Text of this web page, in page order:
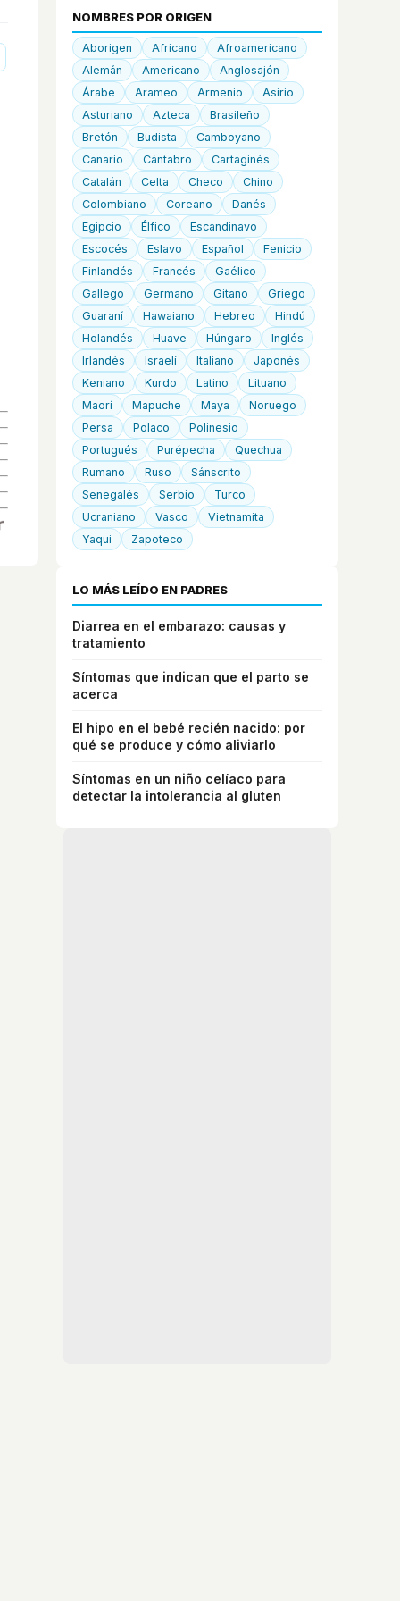
NOMBRES POR ORIGEN
Aborigen Africano
Afroamericano
Alemán
Americano
Anglosajón
Árabe
Arameo Armenio
Asirio
Asturiano
Azteca
Brasileño
Bretón
Budista
Camboyano
Canario
Cántabro
Cartaginés
Catalán
Celta Checo
Chino
Colombiano
Coreano
Danés
Egipcio
Élfico
Escandinavo
Escocés
Eslavo Español
Fenicio
Finlandés
Francés
Gaélico
Gallego
Germano Gitano
Griego
Guaraní
Hawaiano Hebreo
Hindú
Holandés
Huave Húngaro
Inglés
Irlandés
Israelí Italiano
Japonés
Keniano
Kurdo Latino
Lituano
Maorí
Mapuche Maya
Noruego
Persa
Polaco
Polinesio
Portugués
Purépecha
Quechua
Rumano
Ruso
Sánscrito
Senegalés
Serbio
Turco
Ucraniano
Vasco
Vietnamita
Yaqui
Zapoteco
LO MÁS LEÍDO EN PADRES
Diarrea en el embarazo: causas y
tratamiento
Síntomas que indican que el parto se
acerca
El hipo en el bebé recién nacido: por
qué se produce y cómo aliviarlo
Síntomas en un niño celíaco para
detectar la intolerancia al gluten